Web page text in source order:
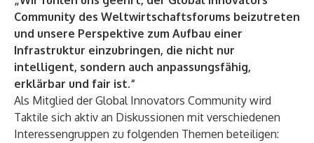
Community des Weltwirtschaftsforums beizutreten
und unsere Perspektive zum Aufbau einer
Infrastruktur einzubringen, die nicht nur
intelligent, sondern auch anpassungsfähig,
erklärbar und fair ist.“
Als Mitglied der Global Innovators Community wird
Taktile sich aktiv an Diskussionen mit verschiedenen
Interessengruppen zu folgenden Themen beteiligen: